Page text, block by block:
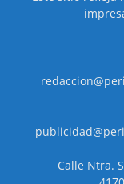
Calle Ntra.